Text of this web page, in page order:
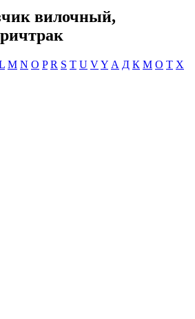
вилочный,
M N O P R S T U VY А Д К М О Т Х